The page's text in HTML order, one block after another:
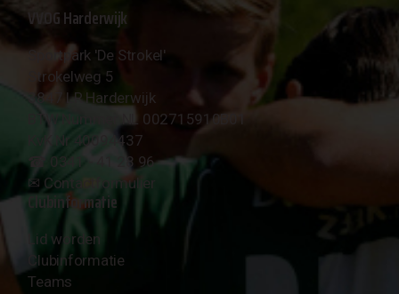
VVOG Harderwijk
Sportpark 'De Strokel'
Strokelweg 5
3847 LR Harderwijk
BTW Nummer NL 002715910B01
KvK Nr 40094437
☎︎ 0341 - 41 28 96
✉︎ Contactformulier
Clubinformatie
Lid worden
Clubinformatie
Teams